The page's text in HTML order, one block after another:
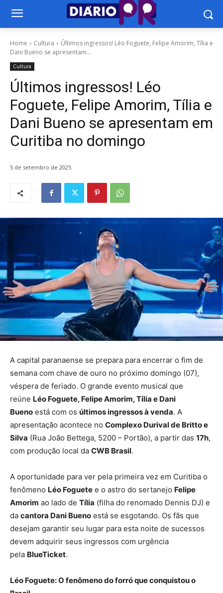
Home Cultura
Últimos ingressos! Léo Foguete, Felipe Amorim, Tília e
Dani Bueno se apresentam...
Cultura
Últimos ingressos! Léo
Foguete, Felipe Amorim, Tília e
Dani Bueno se apresentam em
Curitiba no domingo
5 de setembro de 2025
A capital paranaense se prepara para encerrar o fim de
semana com chave de ouro no próximo domingo (07),
véspera de feriado. O grande evento musical que
reúne Léo Foguete, Felipe Amorim, Tília e Dani
Bueno está com os últimos ingressos à venda. A
apresentação acontece no Complexo Durival de Britto e
Silva (Rua João Bettega, 5200 – Portão), a partir das 17h,
com produção local da CWB Brasil.
A oportunidade para ver pela primeira vez em Curitiba o
fenômeno Léo Foguete e o astro do sertanejo Felipe
Amorim ao lado de Tília (filha do renomado Dennis DJ) e
da cantora Dani Bueno está se esgotando. Os fãs que
desejam garantir seu lugar para esta noite de sucessos
devem adquirir seus ingressos com urgência
pela BlueTicket.
Léo Foguete: O fenômeno do forró que conquistou o